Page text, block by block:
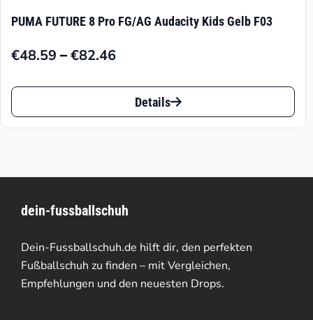
PUMA FUTURE 8 Pro FG/AG Audacity Kids Gelb F03
€48.59 –€82.46
Preisspanne:
€48.59
€82.46
Dieses
Produkt
auf.
Die
Optionen
können
Details
dein-fussballschuh
Dein-Fussballschuh.de hilft dir, den perfekten
Fußballschuh zu finden – mit Vergleichen,
Empfehlungen und den neuesten Drops.